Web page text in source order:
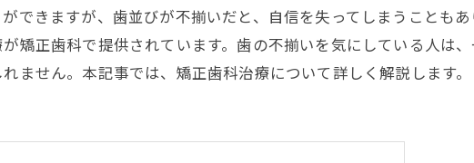
できますが、歯並びが不揃いだと、自信を失ってしまうことも
矯正歯科で提供されています。歯の不揃いを気にしている人は
ません。本記事では、矯正歯科治療について詳しく解説します。